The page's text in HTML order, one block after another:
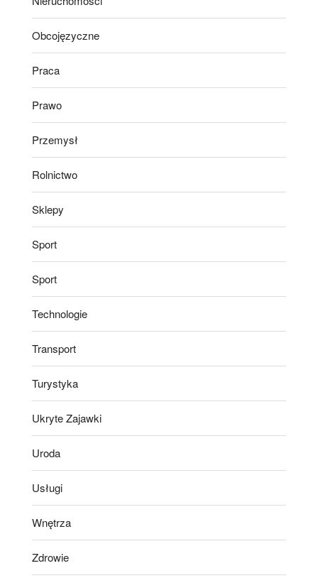
Obcojęzyczne
Praca
Prawo
Przemysł
Rolnictwo
Sklepy
Sport
Sport
Technologie
Transport
Turystyka
Ukryte Zajawki
Uroda
Usługi
Wnętrza
Zdrowie